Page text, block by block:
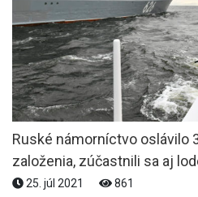
Ruské námorníctvo oslávilo
založenia, zúčastnili sa aj
25. júl 2021 861